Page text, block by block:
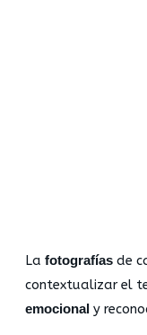
La fotografías de
contextualizar el
emocional y